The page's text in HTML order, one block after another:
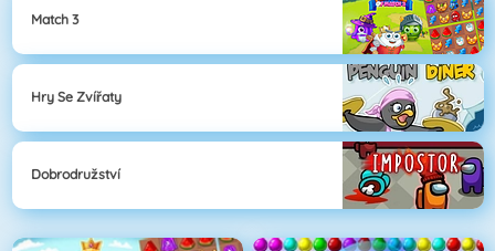
Match 3
Hry Se Zvířaty
Dobrodružství